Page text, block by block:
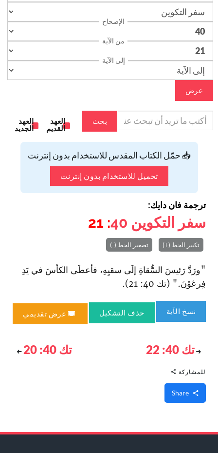
الإصحاح
من الآية
إلى الآية
عرض
بحث
العهد
القديم
العهد
الجديد
📥 حمّل الكتاب المقدس للاستخدام بدون إنترنت
تحميل للاستخدام بدون إنترنت
ترجمة فان دايك:
سفر التكوين 40
: 21
تكبير الخط (+) تصغير الخط (-)
"ورَدَّ رَئيسَ السُّقاةِ إلَى سقيِهِ، فأعطَى الكأسَ في يَدِ
فِرعَوْنَ." (تك 40: 21).
نسخ الآية حذف التشكيل عرض تقديمي
تك 40: 22 تك 40: 20
للمشاركة